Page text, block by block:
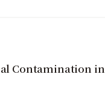
Contamination